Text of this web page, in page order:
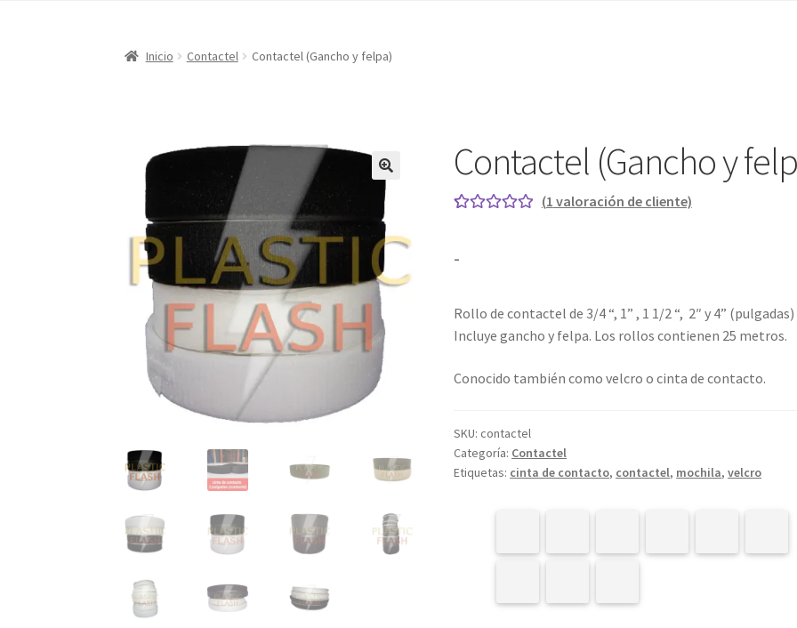
Inicio Contactel Contactel (Gancho y felpa)
🔍
Contactel (Gancho y
un cliente
(1 valoración de cliente)
-
precios:
$70.00
$360.00
Rollo de contactel de 3/4 “, 1” , 1 1/2 “, 2″ y 4” (pulgadas)
Incluye gancho y felpa. Los rollos contienen 25 metros.
Conocido también como velcro o cinta de contacto.
SKU:contactel
Categoría: Contactel
Etiquetas: cinta de contacto, contactel, mochila,velcro